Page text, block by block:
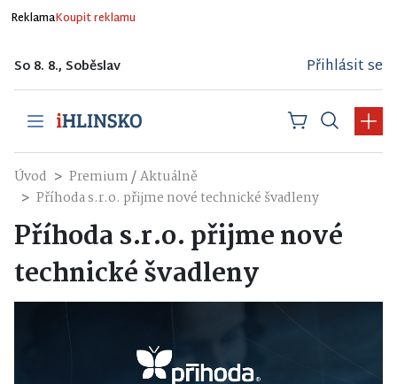
ReklamaKoupit reklamu
So 8. 8., Soběslav Přihlásit se
Úvod Premium/Aktuálně
Příhoda s.r.o. přijme nové technické švadleny
Příhoda s.r.o. přijme nové
technické švadleny